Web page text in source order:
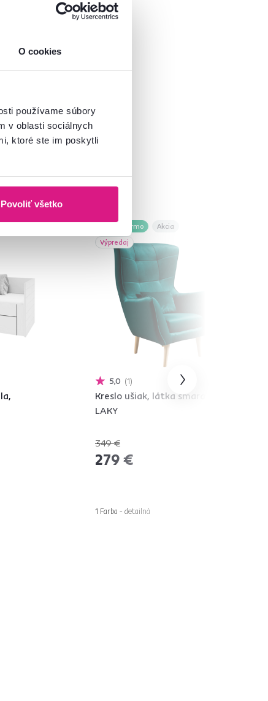
O cookies
používame súbory
v oblasti sociálnych
ktoré ste im poskytli
Povoliť všetko
Zadarmo
Akcia
Výpredaj
5,0 1
Kreslo ušiak, látka smaragdová,
LAKY
349 €
279 €
1 Farba - detailná